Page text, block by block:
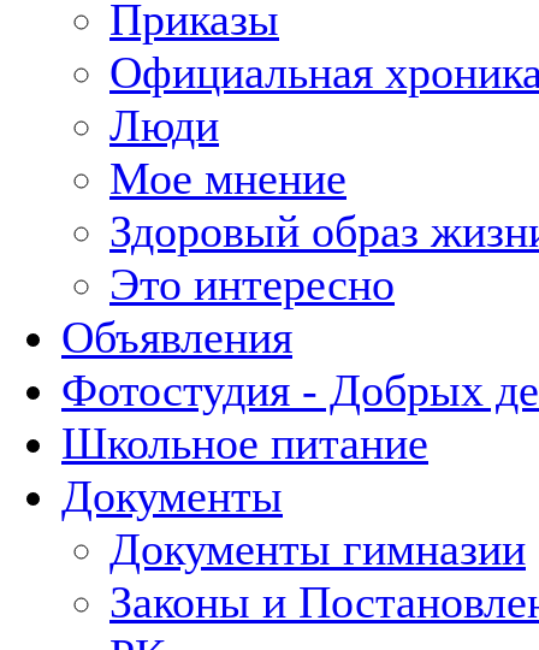
Приказы
Официальная
Люди
Мое мнение
Здоровый образ
Это интересно
Объявления
Фотостудия - Добрых
Школьное питание
Документы
Документы гимназии
Законы и